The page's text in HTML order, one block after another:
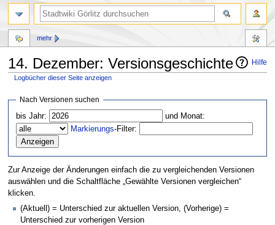
Hilfe
14. Dezember: Versionsgeschichte
Logbücher dieser Seite anzeigen
springen
springen
Nach Versionen suchen
bis Jahr:
und Monat:
Markierungs-Filter:
Zur Anzeige der Änderungen einfach die zu vergleichenden Versionen
auswählen und die Schaltfläche „Gewählte Versionen vergleichen“
klicken.
(Aktuell) = Unterschied zur aktuellen Version, (Vorherige) =
Unterschied zur vorherigen Version
mehr